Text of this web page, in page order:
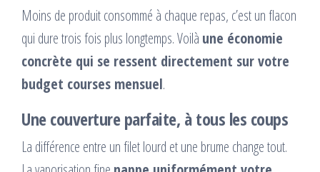
Moins de produit consommé à chaque repas, c’est un flacon
qui dure trois fois plus longtemps. Voilà une économie
concrète qui se ressent directement sur votre
budget courses mensuel.
Une couverture parfaite, à tous les coups
La différence entre un filet lourd et une brume change tout.